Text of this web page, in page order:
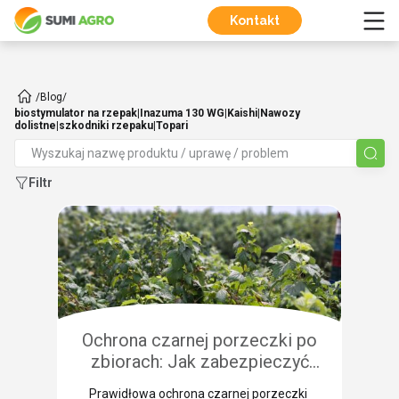
Kontakt
/Blog/
biostymulator na rzepak|Inazuma 130 WG|Kaishi|Nawozy
dolistne|szkodniki rzepaku|Topari
Filtr
Ochrona czarnej porzeczki po
zbiorach: Jak zabezpieczyć
plantację przed chorobami i
Prawidłowa ochrona czarnej porzeczki